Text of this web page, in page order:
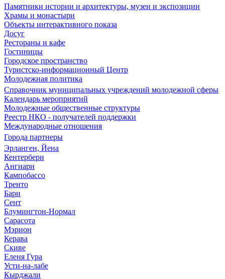
Памятники истории и архитектуры, музеи и экспозиции
Храмы и монастыри
Объекты интерактивного показа
Досуг
Рестораны и кафе
Гостиницы
Городское пространство
Туристско-информационный Центр
Молодежная политика
Справочник муниципальных учреждений молодежной сферы
Календарь мероприятий
Молодежные общественные структуры
Реестр НКО - получателей поддержки
Международные отношения
Города партнеры
Эрланген, Йена
Кентербери
Ангиари
Кампобассо
Тренто
Бари
Сент
Блумингтон-Нормал
Сарасота
Мэрион
Керава
Скиве
Еленя Гура
Усти-на-лабе
Кырджали